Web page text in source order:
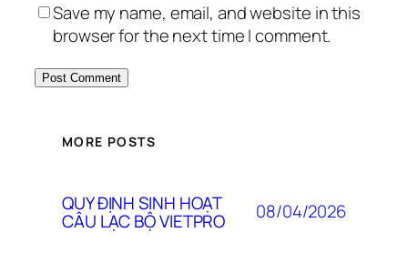
Save my name, email, and website in this
browser for the next time I comment.
MORE POSTS
QUY ĐỊNH SINH HOẠT
CÂU LẠC BỘ VIETPRO 08/04/2026